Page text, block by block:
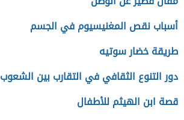
أسباب نقص المغنيسيوم في الجسم
طريقة خضار سوتيه
دور التنوع الثقافي في التقارب بين الشعوب
قصة ابن الهيثم للأطفال